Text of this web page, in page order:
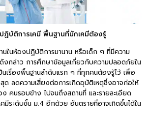
ฏิบัติการเคมี พื้นฐานที่นักเคมีต้องรู้
านในห้องปฏิบัติการมานาน หรือเด็ก ๆ ที่มีความ
งกล่าว การศึกษาข้อมูลเกี่ยวกับความปลอดภัยใน
เรื่องพื้นฐานลำดับแรก ๆ ที่ทุกคนต้องรู้ไว้ เพื่อ
ลดความเสี่ยงต่อการเกิดอุบัติเหตุซึ่งอาจก่อให้
คนรอบข้าง ไปจนถึงสถานที่ และรายละเอียด
คมีระดับชั้น ม.4 อีกด้วย อันตรายที่อาจเกิดขึ้นได้ใน